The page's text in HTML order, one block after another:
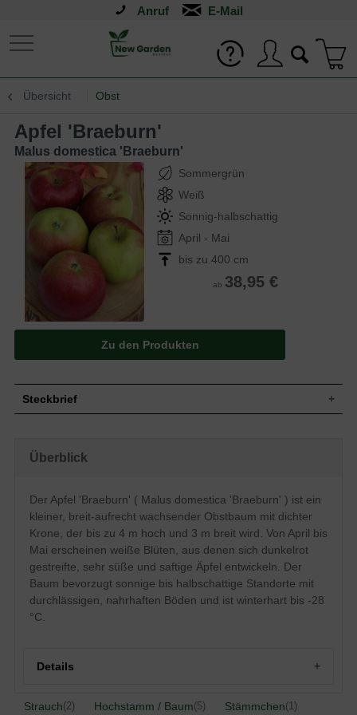
Anruf
Übersicht Obst
Apfel 'Braeburn'
Malus domestica 'Braeburn'
Sommergrün
Weiß
Sonnig-halbschattig
April - Mai
bis zu 400 cm
ab 38,95 €
Zu den Produkten
Steckbrief
Blatt
Sommergrün, eiförmig, am Ende
zugespitzt, gesägter Rand, etwas rau,
hellgrün bis mittelgrün, bis zu 8 cm lang
Frucht
Anfangs goldgelb, dann dunkelrot
gestreift, fest und saftig, sehr süß
schmeckend
Geschmack
Süß
Blüte
Weiß
Standort
Sonnig bis halbschattig
Überblick
Der Apfel 'Braeburn' ( Malus domestica 'Braeburn' ) ist ein
kleiner, breit-aufrecht wachsender Obstbaum mit dichter
Krone, der bis zu 4 m hoch und 3 m breit wird. Von April bis
Mai erscheinen weiße Blüten, aus denen sich dunkelrot
gestreifte, sehr süße und saftige Äpfel entwickeln. Der
Baum bevorzugt sonnige bis halbschattige Standorte mit
durchlässigen, nahrhaften Böden und ist winterhart bis -28
°C.
Details
Herkunft und Besonderheiten des Malus ’Braeburn‘
Strauch(2) Hochstamm / Baum(5) Stämmchen(1)